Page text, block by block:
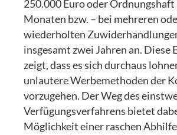
250.000 Euro oder Ordnungshaft
Monaten bzw. – bei mehreren
wiederholten
insgesamt zwei Jahren an. Diese
zeigt, dass es sich durchaus
unlautere Werbemethoden der
vorzugehen. Der Weg des
Verfügungsverfahrens bietet
Möglichkeit einer raschen